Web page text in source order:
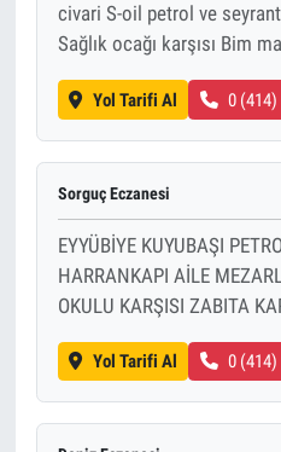
civari S-oil petrol ve
Sağlık ocağı karşısı Bim
Yol Tarifi Al 0 (414)
Sorguç Eczanesi
EYYÜBİYE KUYUBAŞI
HARRANKAPI AİLE
OKULU KARŞISI ZABITA
Yol Tarifi Al 0 (414)